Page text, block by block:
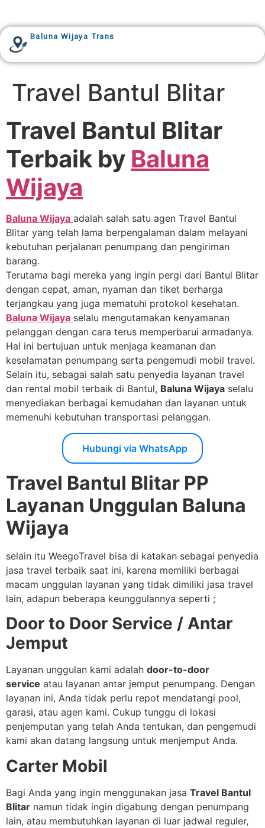
Baluna Wijaya Trans
Travel Bantul Blitar
Travel Bantul Blitar
Terbaik by Baluna
Wijaya
Baluna Wijaya adalah salah satu agen Travel Bantul
Blitar yang telah lama berpengalaman dalam melayani
kebutuhan perjalanan penumpang dan pengiriman
barang.
Terutama bagi mereka yang ingin pergi dari Bantul Blitar
dengan cepat, aman, nyaman dan tiket berharga
terjangkau yang juga mematuhi protokol kesehatan.
Baluna Wijaya selalu mengutamakan kenyamanan
pelanggan dengan cara terus memperbarui armadanya.
Hal ini bertujuan untuk menjaga keamanan dan
keselamatan penumpang serta pengemudi mobil travel.
Selain itu, sebagai salah satu penyedia layanan travel
dan rental mobil terbaik di Bantul, Baluna Wijaya selalu
menyediakan berbagai kemudahan dan layanan untuk
memenuhi kebutuhan transportasi pelanggan.
Hubungi via WhatsApp
Travel Bantul Blitar PP
Layanan Unggulan Baluna
Wijaya
selain itu WeegoTravel bisa di katakan sebagai penyedia
jasa travel terbaik saat ini, karena memiliki berbagai
macam unggulan layanan yang tidak dimiliki jasa travel
lain, adapun beberapa keunggulannya seperti ;
Door to Door Service / Antar
Jemput
Layanan unggulan kami adalah door-to-door
service atau layanan antar jemput penumpang. Dengan
layanan ini, Anda tidak perlu repot mendatangi pool,
garasi, atau agen kami. Cukup tunggu di lokasi
penjemputan yang telah Anda tentukan, dan pengemudi
kami akan datang langsung untuk menjemput Anda.
Carter Mobil
Bagi Anda yang ingin menggunakan jasa Travel Bantul
Blitar namun tidak ingin digabung dengan penumpang
lain, atau membutuhkan layanan di luar jadwal reguler,